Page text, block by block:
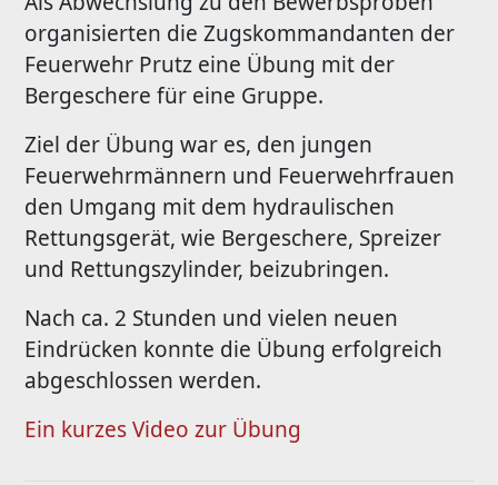
organisierten die Zugskommandanten der
Feuerwehr Prutz eine Übung mit der
Bergeschere für eine Gruppe.
Ziel der Übung war es, den jungen
Feuerwehrmännern und Feuerwehrfrauen
den Umgang mit dem hydraulischen
Rettungsgerät, wie Bergeschere, Spreizer
und Rettungszylinder, beizubringen.
Nach ca. 2 Stunden und vielen neuen
Eindrücken konnte die Übung erfolgreich
abgeschlossen werden.
Ein kurzes Video zur Übung